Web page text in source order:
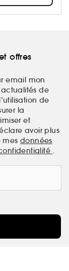
offres
email mon
de
de
la
et
avoir plus
mes données
.